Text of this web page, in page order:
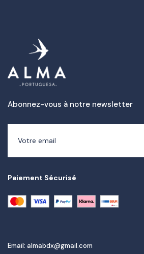
Abonnez-vous à notre newsletter
Paiement Sécurisé
Email: almabdx@gmail.com